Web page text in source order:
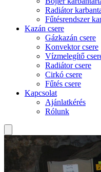
Radiátor
Fűtésrendszer
Kazán csere
Gázkazán csere
Konvektor csere
Vízmelegítő
Radiátor csere
Cirkó csere
Fűtés csere
Kapcsolat
Ajánlatkérés
Rólunk